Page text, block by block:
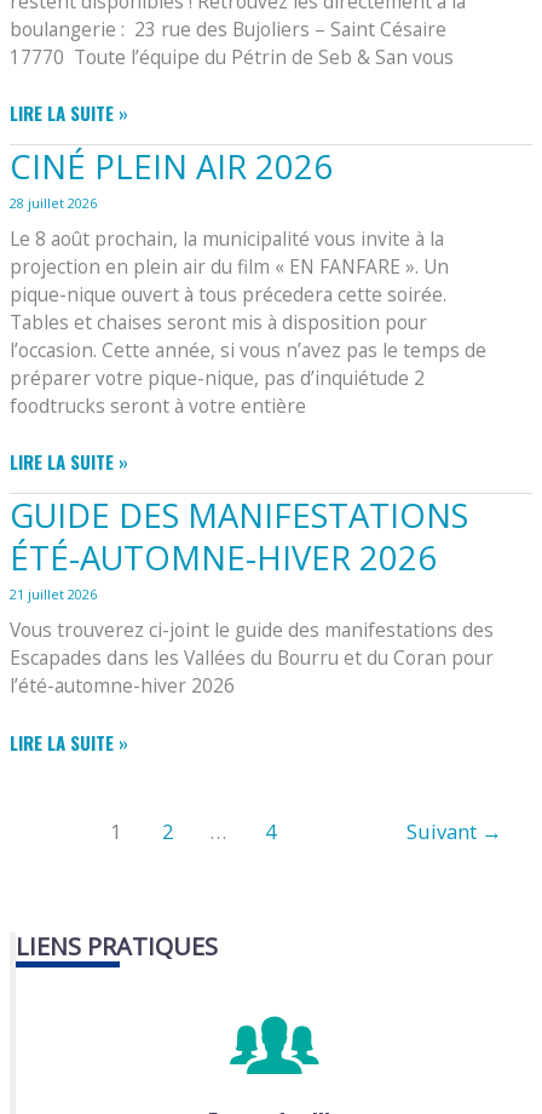
boulangerie : ​ 23 rue des Bujoliers – Saint Césaire
17770 ​ Toute l’équipe du Pétrin de Seb & San vous
BOULANGERIE
:
LES
TOURNEES
PRENNENT
DES
VACANCES
LIRE LA SUITE »
CINÉ PLEIN AIR 2026
28 juillet 2026
Le 8 août prochain, la municipalité vous invite à la
projection en plein air du film « EN FANFARE ». Un
pique-nique ouvert à tous précedera cette soirée.
Tables et chaises seront mis à disposition pour
l’occasion. Cette année, si vous n’avez pas le temps de
préparer votre pique-nique, pas d’inquiétude 2
foodtrucks seront à votre entière
CINÉ
PLEIN
AIR
2026
LIRE LA SUITE »
GUIDE DES MANIFESTATIONS
ÉTÉ-AUTOMNE-HIVER 2026
21 juillet 2026
Vous trouverez ci-joint le guide des manifestations des
Escapades dans les Vallées du Bourru et du Coran pour
l’été-automne-hiver 2026
GUIDE
LIRE LA SUITE »
1 2 … 4 Suivant →
LIENS PRATIQUES